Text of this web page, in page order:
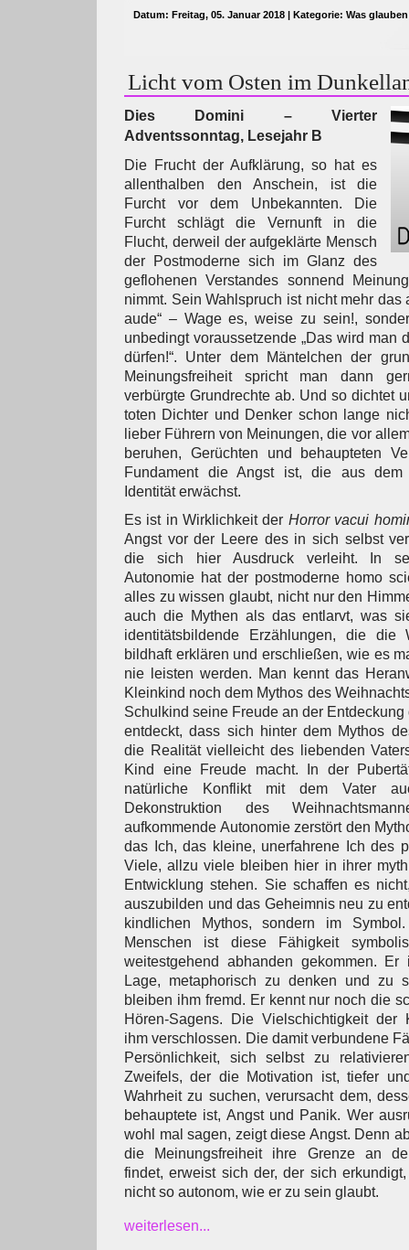
Datum: Freitag, 05. Januar 2018 | Kategorie: Was
Licht vom Osten im
Dies Domini – Vierter
Adventssonntag, Lesejahr B
Die Frucht der Aufklärung, so hat es
allenthalben den Anschein, ist die
Furcht vor dem Unbekannten. Die
Furcht schlägt die Vernunft in die
Flucht, derweil der aufgeklärte Mensch
der Postmoderne sich im Glanz des
geflohenen Verstandes sonnend
nimmt. Sein Wahlspruch ist nicht mehr das
aude“ – Wage es, weise zu sein!,
unbedingt voraussetzende „Das wird man
dürfen!“. Unter dem Mäntelchen der
Meinungsfreiheit spricht man dann
verbürgte Grundrechte ab. Und so dichtet
toten Dichter und Denker schon lange
lieber Führern von Meinungen, die vor
beruhen, Gerüchten und behaupteten
Fundament die Angst ist, die aus dem
Identität erwächst.
Es ist in Wirklichkeit der Horror vacui
Angst vor der Leere des in sich selbst
die sich hier Ausdruck verleiht. In
Autonomie hat der postmoderne homo
alles zu wissen glaubt, nicht nur den
auch die Mythen als das entlarvt, was
identitätsbildende Erzählungen, die
bildhaft erklären und erschließen, wie es
nie leisten werden. Man kennt das
Kleinkind noch dem Mythos des
Schulkind seine Freude an der
entdeckt, dass sich hinter dem Mythos
die Realität vielleicht des liebenden
Kind eine Freude macht. In der
natürliche Konflikt mit dem Vater
Dekonstruktion des
aufkommende Autonomie zerstört den
das Ich, das kleine, unerfahrene Ich des
Viele, allzu viele bleiben hier in ihrer
Entwicklung stehen. Sie schaffen es
auszubilden und das Geheimnis neu zu
kindlichen Mythos, sondern im
Menschen ist diese Fähigkeit
weitestgehend abhanden gekommen.
Lage, metaphorisch zu denken und zu
bleiben ihm fremd. Er kennt nur noch die
Hören-Sagens. Die Vielschichtigkeit der
ihm verschlossen. Die damit verbundene
Persönlichkeit, sich selbst zu
Zweifels, der die Motivation ist, tiefer
Wahrheit zu suchen, verursacht dem,
behauptete ist, Angst und Panik. Wer
wohl mal sagen, zeigt diese Angst. Denn
die Meinungsfreiheit ihre Grenze an
findet, erweist sich der, der sich
nicht so autonom, wie er zu sein glaubt.
weiterlesen...